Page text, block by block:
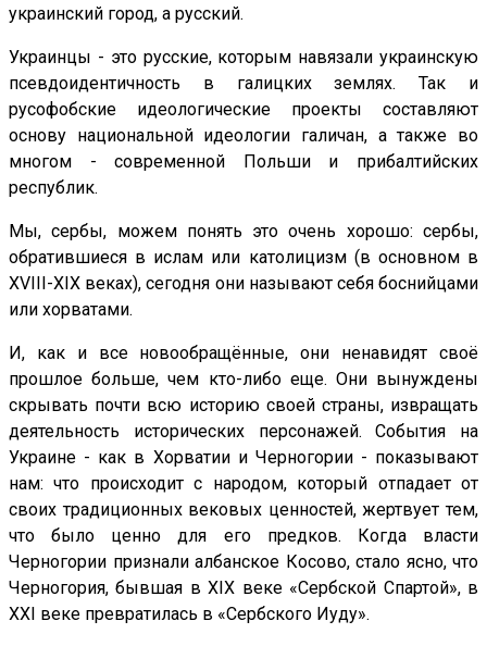
украинский город, а русский.
Украинцы - это русские, которым навязали украинскую
псевдоидентичность в галицких землях. Так и
русофобские идеологические проекты составляют
основу национальной идеологии галичан, а также во
многом - современной Польши и прибалтийских
республик.
Мы, сербы, можем понять это очень хорошо: сербы,
обратившиеся в ислам или католицизм (в основном в
XVIII-XIX веках), сегодня они называют себя боснийцами
или хорватами.
И, как и все новообращённые, они ненавидят своё
прошлое больше, чем кто-либо еще. Они вынуждены
скрывать почти всю историю своей страны, извращать
деятельность исторических персонажей. События на
Украине - как в Хорватии и Черногории - показывают
нам: что происходит с народом, который отпадает от
своих традиционных вековых ценностей, жертвует тем,
что было ценно для его предков. Когда власти
Черногории признали албанское Косово, стало ясно, что
Черногория, бывшая в XIX веке «Сербской Спартой», в
XXI веке превратилась в «Сербского Иуду».